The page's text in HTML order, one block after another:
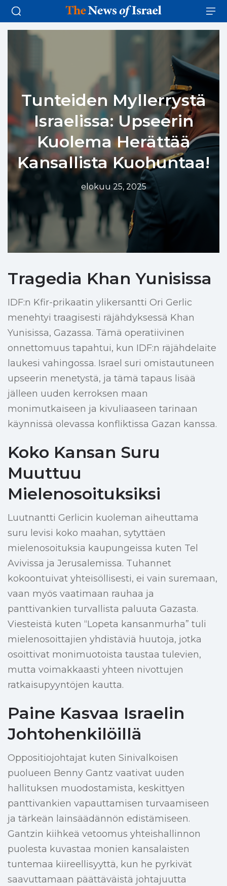
Tunteiden Myllerrystä
Israelissa: Upseerin
Kuolema Herättää
Kansallista Kuohuntaa!
elokuu 25, 2025
Tragedia Khan Yunisissa
IDF:n Kfir-prikaatin ylikersantti Ori Gerlic
menehtyi traagisesti räjähdyksessä Khan
Yunisissa, Gazassa. Tämä operatiivinen
onnettomuus tapahtui, kun IDF:n räjähdelaite
laukesi vahingossa. Israel suri omistautuneen
upseerin menetystä, ja tämä tapaus lisää
jälleen uuden kerroksen maan
monimutkaiseen ja kivuliaaseen tarinaan
käynnissä olevassa konfliktissa Gazan kanssa.
Koko Kansan Suru
Muuttuu
Mielenosoituksiksi
Luutnantti Gerlicin kuoleman aiheuttama
suru levisi koko maahan, sytyttäen
mielenosoituksia kaupungeissa kuten Tel
Avivissa ja Jerusalemissa. Tuhannet
kokoontuivat yhteisöllisesti, ei vain suremaan,
vaan myös vaatimaan rauhaa ja
panttivankien turvallista paluuta Gazasta.
Viesteistä kuten “Lopeta kansanmurha” tuli
mielenosoittajien yhdistäviä huutoja, jotka
osoittivat monimuotoista taustaa tulevien,
mutta voimakkaasti yhteen nivottujen
ratkaisupyyntöjen kautta.
Paine Kasvaa Israelin
Johtohenkilöillä
Oppositiojohtajat kuten Sinivalkoisen
puolueen Benny Gantz vaativat uuden
hallituksen muodostamista, keskittyen
panttivankien vapauttamisen turvaamiseen
ja tärkeän lainsäädännön edistämiseen.
Gantzin kiihkeä vetoomus yhteishallinnon
puolesta kuvastaa monien kansalaisten
tuntemaa kiireellisyyttä, kun he pyrkivät
saavuttamaan päättäväistä johtajuutta